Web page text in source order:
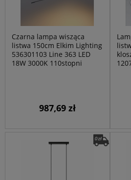
Czarna lampa wisząca
listwa 150cm Elkim Lighting
536301103 Line 363 LED
18W 3000K 110stopni
987,69 zł